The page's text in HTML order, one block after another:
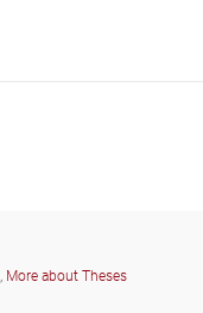
, More about Theses